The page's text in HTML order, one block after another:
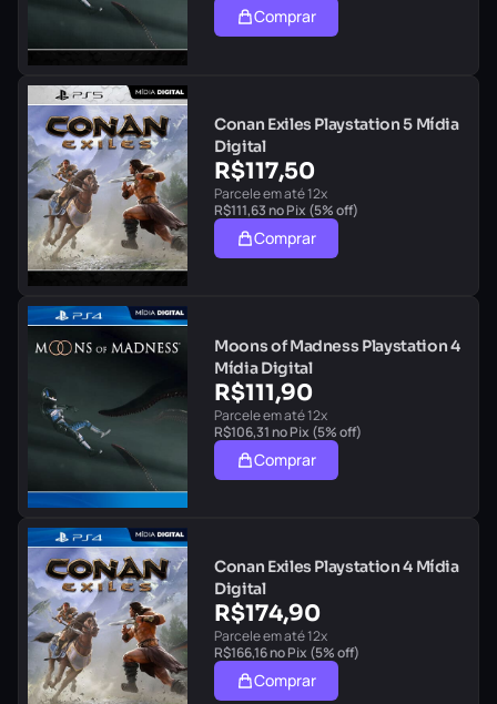
Comprar
Conan Exiles Playstation 5 Mídia
Digital
R$117,50
Parcele em até 12x
R$111,63 no Pix (5% off)
Comprar
Moons of Madness Playstation 4
Mídia Digital
R$111,90
Parcele em até 12x
R$106,31 no Pix (5% off)
Comprar
Conan Exiles Playstation 4 Mídia
Digital
R$174,90
Parcele em até 12x
R$166,16no Pix (5% off)
Comprar